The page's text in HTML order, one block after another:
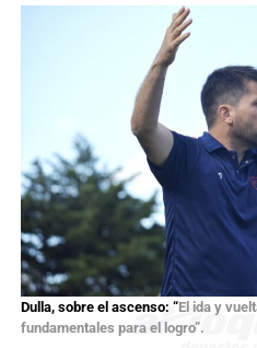
Dulla, sobre el ascenso: “El ida y
fundamentales para el logro”.